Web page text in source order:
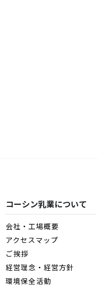
コーシン乳業について
会社・工場概要
アクセスマップ
ご挨拶
経営理念・経営方針
環境保全活動